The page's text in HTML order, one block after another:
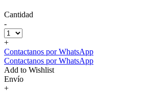
Cantidad
-
+
Contactanos por WhatsApp
Contactanos por WhatsApp
Add to Wishlist
Envío
+